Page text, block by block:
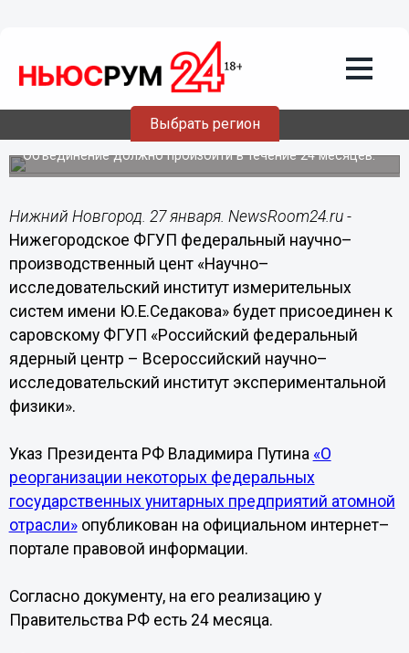
Выбрать регион
Нижегородский НИИИС имени
Седакова будет присоединен к
саровскому РФЯЦ ВНИИЭФ
Объединение должно произойти в течение 24 месяцев.
Нижний Новгород. 27 января. NewsRoom24.ru -
Нижегородское ФГУП федеральный научно–
производственный цент «Научно–
исследовательский институт измерительных
систем имени Ю.Е.Седакова» будет присоединен к
саровскому ФГУП «Российский федеральный
ядерный центр – Всероссийский научно–
исследовательский институт экспериментальной
физики».
Указ Президента РФ Владимира Путина «О
реорганизации некоторых федеральных
государственных унитарных предприятий атомной
отрасли»опубликован на официальном интернет–
портале правовой информации.
Согласно документу, на его реализацию у
Правительства РФ есть 24 месяца.